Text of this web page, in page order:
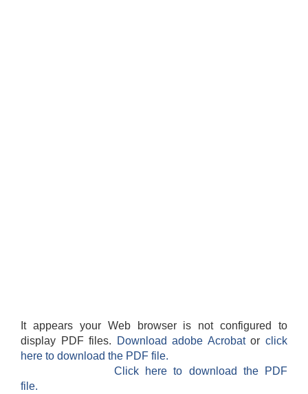
It appears your Web browser is not configured to
display PDF files.
Download adobe Acrobatorclick
here to download the PDF file.
Click here to download the PDF
file.